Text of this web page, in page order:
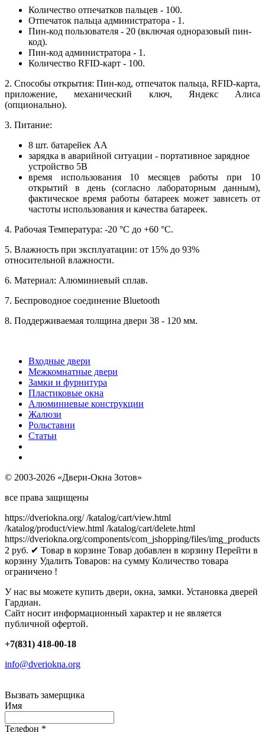
Количество отпечатков пальцев - 100.
Отпечаток пальца администратора - 1.
Пин-код пользователя - 20 (включая одноразовый пин-
код).
Пин-код администратора - 1.
Количество RFID-карт - 100.
2. Способы открытия: Пин-код, отпечаток пальца, RFID-карта,
приложение, механический ключ, Яндекс Алиса
(опционально).
3. Питание:
8 шт. батарейек АА
зарядка в аварийной ситуации - портативное зарядное
устройство 5В
время использования 10 месяцев работы при 10
открытий в день (согласно лабораторным данным),
фактическое время работы батареек может зависеть от
частоты использования и качества батареек.
4. Рабочая Температура: -20 °C до +60 °C.
5. Влажность при эксплуатации: от 15% до 93%
относительной влажности.
6. Материал: Алюминиевый сплав.
7. Беспроводное соединение Bluetooth
8. Поддерживаемая толщина двери 38 - 120 мм.
Входные двери
Межкомнатные двери
Замки и фурнитура
Пластиковые окна
Алюминиевые конструкции
Жалюзи
Рольставни
Статьи
© 2003-2026 «Двери-Окна Зотов»
все права защищены
https://dveriokna.org/ /katalog/cart/view.html
/katalog/product/view.html /katalog/cart/delete.html
https://dveriokna.org/components/com_jshopping/files/img_products
2 руб. ✔ Товар в корзине Товар добавлен в корзину Перейти в
корзину Удалить Товаров: на сумму Количество товара
ограничено !
У нас вы можете купить двери, окна, замки. Установка дверей
Гардиан.
Сайт носит информационный характер и не является
публичной офертой.
+7(831) 418-00-18
info@dveriokna.org
Вызвать замерщика
Имя
Телефон *